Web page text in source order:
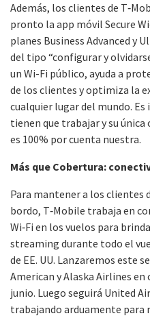
Además, los clientes de
pronto la app móvil Secure
planes Business Advanced y
del tipo “configurar y
un Wi-Fi público, ayuda a
de los clientes y optimiza la
cualquier lugar del mundo.
tienen que trabajar y su única
es 100% por cuenta nuestra.
Más que Cobertura:
Para mantener a los clientes
bordo, T‑Mobile trabaja en
Wi‑Fi en los vuelos para
streaming durante todo el
de EE. UU. Lanzaremos este
American y Alaska Airlines
junio. Luego seguirá United
trabajando arduamente para